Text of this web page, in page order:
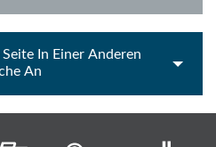
In Einer Anderen
An